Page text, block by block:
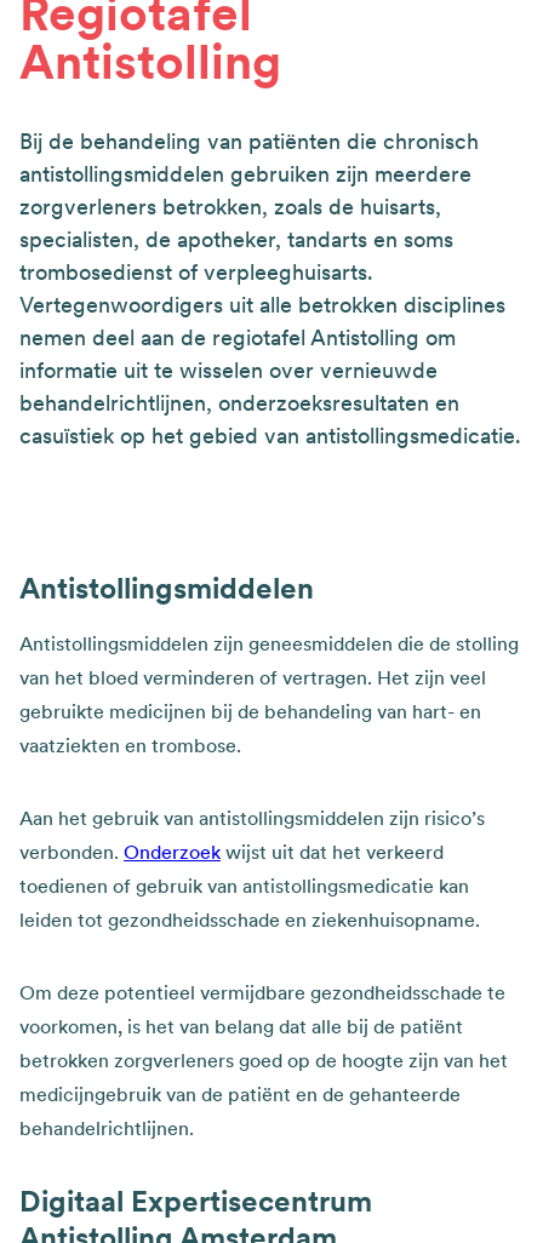
Regiotafel
Antistolling
Bij de behandeling van patiënten die chronisch
antistollingsmiddelen gebruiken zijn meerdere
zorgverleners betrokken, zoals de huisarts,
specialisten, de apotheker, tandarts en soms
trombosedienst of verpleeghuisarts.
Vertegenwoordigers uit alle betrokken disciplines
nemen deel aan de regiotafel Antistolling om
informatie uit te wisselen over vernieuwde
behandelrichtlijnen, onderzoeksresultaten en
casuïstiek op het gebied van antistollingsmedicatie.
Antistollingsmiddelen
Antistollingsmiddelen zijn geneesmiddelen die de stolling
van het bloed verminderen of vertragen. Het zijn veel
gebruikte medicijnen bij de behandeling van hart- en
vaatziekten en trombose.
Aan het gebruik van antistollingsmiddelen zijn risico’s
verbonden. Onderzoek wijst uit dat het verkeerd
toedienen of gebruik van antistollingsmedicatie kan
leiden tot gezondheidsschade en ziekenhuisopname.
Om deze potentieel vermijdbare gezondheidsschade te
voorkomen, is het van belang dat alle bij de patiënt
betrokken zorgverleners goed op de hoogte zijn van het
medicijngebruik van de patiënt en de gehanteerde
behandelrichtlijnen.
Digitaal Expertisecentrum